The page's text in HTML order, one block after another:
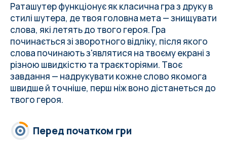
Раташутер функціонує як класична гра з друку в
стилі шутера, де твоя головна мета — знищувати
слова, які летять до твого героя. Гра
починається зі зворотного відліку, після якого
слова починають з'являтися на твоєму екрані з
різною швидкістю та траєкторіями. Твоє
завдання — надрукувати кожне слово якомога
швидше й точніше, перш ніж воно дістанеться до
твого героя.
Перед початком гри